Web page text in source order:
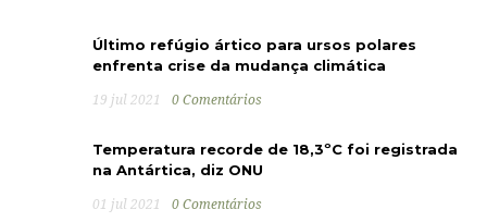
Último refúgio ártico para ursos polares
enfrenta crise da mudança climática
19 jul 2021 0 Comentários
Temperatura recorde de 18,3ºC foi registrada
na Antártica, diz ONU
01 jul 2021 0 Comentários